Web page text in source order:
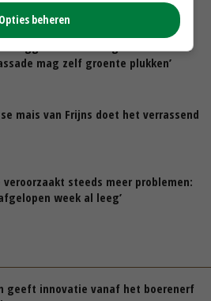
vlogger Kees Huizinga: ‘Bezoek van
mag zelf groente plukken’
mais van Frijns doet het verrassend
veroorzaakt steeds meer problemen:
week al leeg’
geeft innovatie vanaf het boerenerf
Opties beheren